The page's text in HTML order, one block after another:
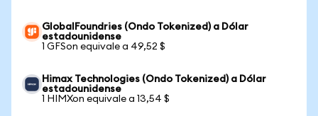
GlobalFoundries (Ondo Tokenized) a Dólar
estadounidense
1 GFSon equivale a 49,52 $
Himax Technologies (Ondo Tokenized) a Dólar
estadounidense
1 HIMXon equivale a 13,54 $